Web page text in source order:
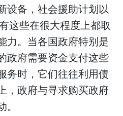
设备，社会援助计划以
这些在很大程度上都取
力。当各国政府特别是
政府需要资金支付这些
务时，它们往往利用债
，政府与寻求购买政府